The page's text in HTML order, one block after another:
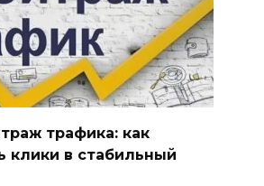
трафика: как
клики в стабильный